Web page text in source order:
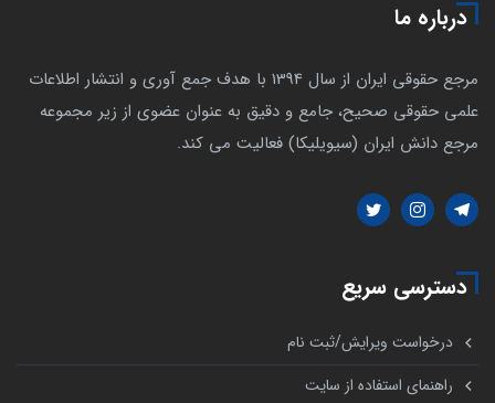
درباره ما
مرجع حقوقی ایران از سال 1394 با هدف جمع آوری و انتشار اطلاعات
علمی حقوقی صحیح، جامع و دقیق به عنوان عضوی از زیر مجموعه
مرجع دانش ایران (سیویلیکا) فعالیت می کند.
دسترسی سریع
درخواست ویرایش/ثبت نام
راهنمای استفاده از سایت